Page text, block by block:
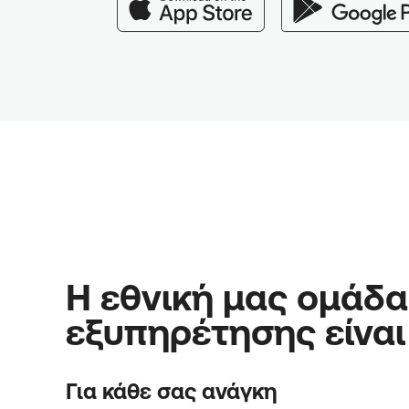
Η εθνική μας ομάδα
εξυπηρέτησης
Για κάθε σας ανάγκη